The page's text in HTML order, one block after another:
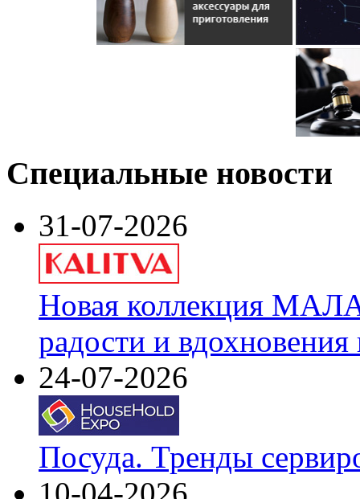
Специальные новости
31-07-2026
Новая коллекция
радости и
24-07-2026
Посуда. Тренды